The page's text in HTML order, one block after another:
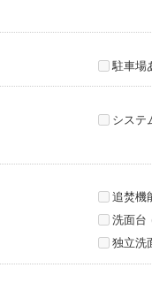
駐車場
システ
追焚機
洗面台
独立洗